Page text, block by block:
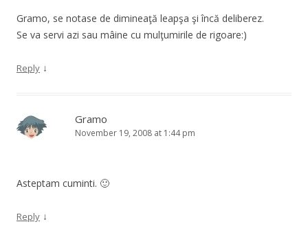
Gramo, se notase de dimineaţă leapşa şi încă deliberez.
Se va servi azi sau mâine cu mulţumirile de rigoare:)
Reply ↓
Gramo
November 19, 2008 at 1:44 pm
Asteptam cuminti. 🙂
Reply ↓